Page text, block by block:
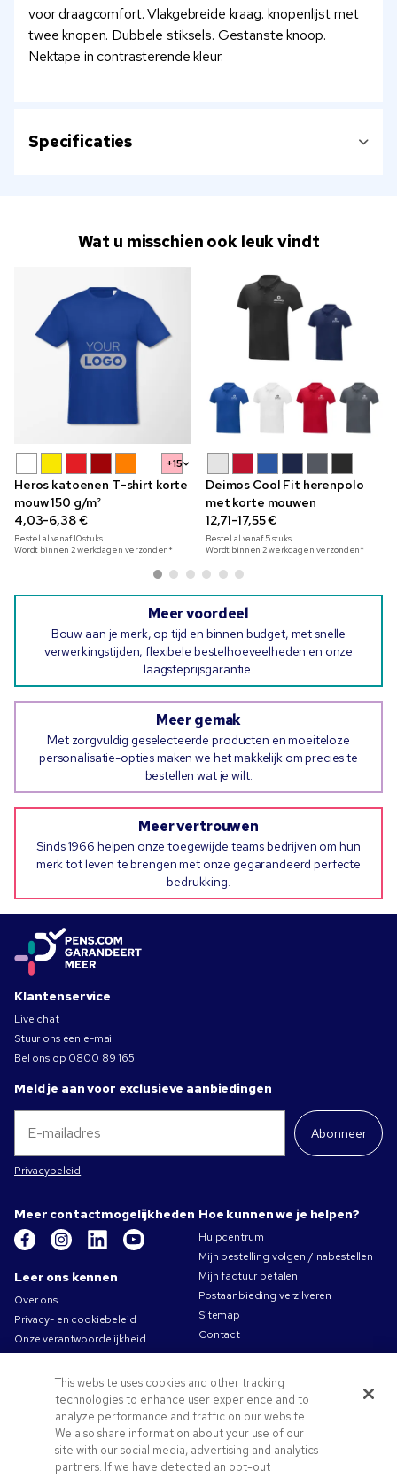
voor draagcomfort. Vlakgebreide kraag. knopenlijst met
twee knopen. Dubbele stiksels. Gestanste knoop.
Nektape in contrasterende kleur.
Specificaties
Wat u misschien ook leuk vindt
+15
Heros katoenen T-shirt korte
mouw 150 g/m²
4,03-6,38 €
Bestel al vanaf10stuks
Wordt binnen 2 werkdagen verzonden*
Deimos Cool Fit herenpolo
met korte mouwen
12,71-17,55 €
Bestel al vanaf5stuks
Wordt binnen 2 werkdagen verzonden*
Meer voordeel
Bouw aan je merk, op tijd en binnen budget, met snelle
verwerkingstijden, flexibele bestelhoeveelheden en onze
laagsteprijsgarantie.
Meer gemak
Met zorgvuldig geselecteerde producten en moeiteloze
personalisatie-opties maken we het makkelijk om precies te
bestellen wat je wilt.
Meer vertrouwen
Sinds 1966 helpen onze toegewijde teams bedrijven om hun
merk tot leven te brengen met onze gegarandeerd perfecte
bedrukking.
Klantenservice
Live chat
Stuur ons een e-mail
Bel ons op 0800 89 165
Meld je aan voor exclusieve aanbiedingen
Abonneer
Privacybeleid
Meer contactmogelijkheden
Leer ons kennen
Over ons
Privacy- en cookiebeleid
Onze verantwoordelijkheid
Algemene verkoopsvoorwaarden
Carrières bij Pens.com
Aanbiedingen &
hulpmiddelen
Promotionele producten
Hoe kunnen we je helpen?
Hulpcentrum
Mijn bestelling volgen / nabestellen
Mijn factuur betalen
Postaanbieding verzilveren
Sitemap
Contact
This website uses cookies and other tracking
technologies to enhance user experience and to
analyze performance and traffic on our website.
We also share information about your use of our
site with our social media, advertising and analytics
partners. If we have detected an opt-out